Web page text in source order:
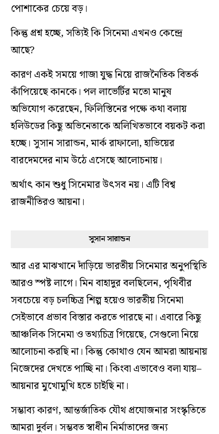
পোশাকের চেয়ে বড়।
কিন্তু প্রশ্ন হচ্ছে, সত্যিই কি সিনেমা এখনও কেন্দ্রে
আছে?
কারণ একই সময়ে গাজা যুদ্ধ নিয়ে রাজনৈতিক বিতর্ক
কাঁপিয়েছে কানকে। পল লাভের্টির মতো মানুষ
অভিযোগ করেছেন, ফিলিস্তিনের পক্ষে কথা বলায়
হলিউডের কিছু অভিনেতাকে অলিখিতভাবে বয়কট করা
হচ্ছে। সুসান সারান্ডন, মার্ক রাফালো, হাভিয়ের
বারদেমদের নাম উঠে এসেছে আলোচনায়।
অর্থাৎ কান শুধু সিনেমার উৎসব নয়। এটি বিশ্ব
রাজনীতিরও আয়না।
সুসান সারান্ডন
আর এর মাঝখানে দাঁড়িয়ে ভারতীয় সিনেমার অনুপস্থিতি
আরও স্পষ্ট লাগে। মিন বাহাদুর বলছিলেন, পৃথিবীর
সবচেয়ে বড় চলচ্চিত্র শিল্প হয়েও ভারতীয় সিনেমা
সেইভাবে প্রভাব বিস্তার করতে পারছে না। এবারে কিছু
আঞ্চলিক সিনেমা ও তথ্যচিত্র গিয়েছে, সেগুলো নিয়ে
আলোচনা করছি না। কিন্তু কোথাও যেন আমরা আয়নায়
নিজেদের দেখতে পাচ্ছি না। কিংবা এভাবেও বলা যায়–
আয়নার মুখোমুখি হতে চাইছি না।
সম্ভাব্য কারণ, আন্তর্জাতিক যৌথ প্রযোজনার সংস্কৃতিতে
আমরা দুর্বল। সম্ভবত স্বাধীন নির্মাতাদের জন্য